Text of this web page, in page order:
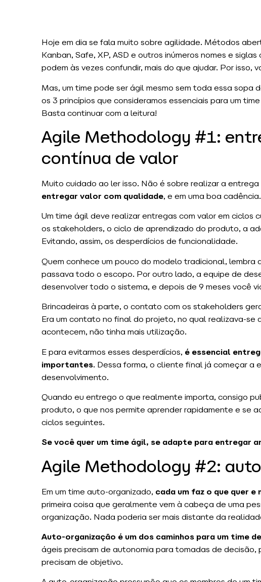
Hoje em dia se fala muito sobre agilidade. Métodos
Kanban, Safe, XP, ASD e outros inúmeros nomes e
podem às vezes confundir, mais do que ajudar. Por isso,
Mas, um time pode ser ágil mesmo sem toda essa sopa
os 3 princípios que consideramos essenciais para um
Basta continuar com a leitura!
Agile Methodology #1:
contínua de valor
Muito cuidado ao ler isso. Não é sobre realizar a
entregar valor com qualidade, e em uma boa cadência.
Um time ágil deve realizar entregas com valor em
os stakeholders, o ciclo de aprendizado do produto, a
Evitando, assim, os desperdícios de funcionalidade.
Quem conhece um pouco do modelo tradicional,
passava todo o escopo. Por outro lado, a equipe de
desenvolver todo o sistema, e depois de 9 meses você
Brincadeiras à parte, o contato com os stakeholders
Era um contato no final do projeto, no qual realizava-se
acontecem, não tinha mais utilização.
E para evitarmos esses desperdícios, é essencial
importantes. Dessa forma, o cliente final já começar a
desenvolvimento.
Quando eu entrego o que realmente importa, consigo
produto, o que nos permite aprender rapidamente e se
ciclos seguintes.
Se você quer um time ágil, se adapte para entregar
Agile Methodology #2:
Em um time auto-organizado, cada um faz o que quer
primeira coisa que geralmente vem à cabeça de uma
organização. Nada poderia ser mais distante da
Auto-organização é um dos caminhos para um time
ágeis precisam de autonomia para tomadas de
precisam de objetivo.